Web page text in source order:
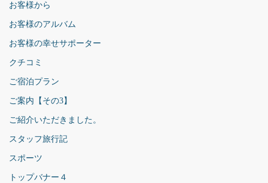
お客様から
お客様のアルバム
お客様の幸せサポーター
クチコミ
ご宿泊プラン
ご案内【その3】
ご紹介いただきました。
スタッフ旅行記
スポーツ
トップバナー４